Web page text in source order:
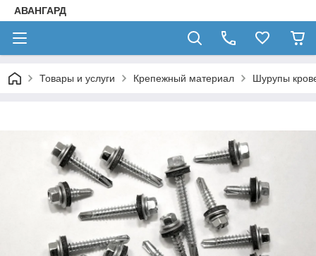
АВАНГАРД
Товары и услуги Крепежный материал Шурупы